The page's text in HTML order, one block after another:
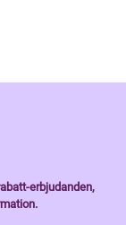
erbjudanden,